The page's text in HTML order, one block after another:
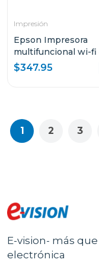
Impresión
Epson Impresora
multifuncional wi-fi
1 de alto
eco tank l5590
$347.95
1 2 3
E-vision- más que
electrónica